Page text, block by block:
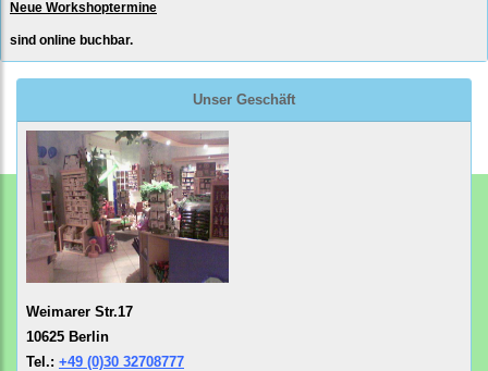
Neue Workshoptermine
sind online buchbar.
Unser Geschäft
Weimarer Str.17
10625 Berlin
Tel.: +49 (0)30 32708777